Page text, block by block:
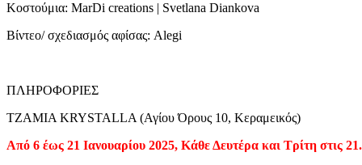
Κοστούμια: MarDi creations | Svetlana Diankova
Βίντεο/ σχεδιασμός αφίσας: Alegi
ΠΛΗΡΟΦΟΡΙΕΣ
TZAMIA KRYSTALLA (Αγίου Όρους 10, Κεραμεικός)
Από 6 έως 21 Ιανουαρίου 2025, Κάθε Δευτέρα και Τρίτη στις